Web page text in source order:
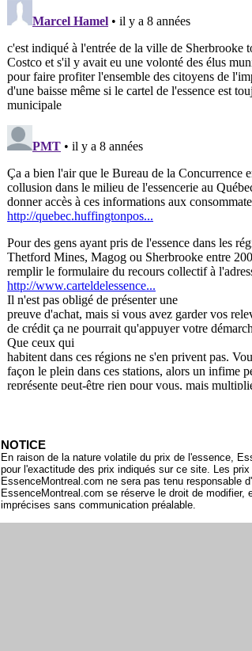
NOTICE
En raison de la nature volatile du prix de l'essence,
pour l'exactitude des prix indiqués sur ce site. Les
EssenceMontreal.com ne sera pas tenu responsable
EssenceMontreal.com se réserve le droit de
imprécises sans communication préalable.